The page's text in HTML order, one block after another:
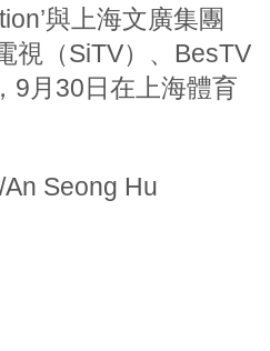
與上海文廣集團
視（SiTV）、BesTV
9月30日在上海體育
Seong Hu